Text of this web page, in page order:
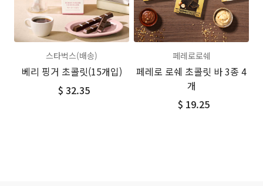
스타벅스(배송)
베리 핑거 초콜릿(15개입)
$ 32.35
페레로로쉐
페레로 로쉐 초콜릿 바 3종 4
개
$ 19.25